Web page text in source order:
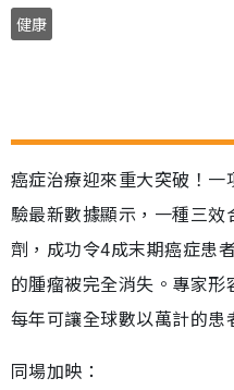
健康
癌症治療迎來重大突破！
驗最新數據顯示，一種三
劑，成功令4成末期癌症患
的腫瘤被完全消失。專家
每年可讓全球數以萬計的患
同場加映：